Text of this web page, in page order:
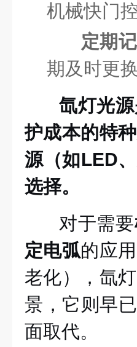
机械快门
定期
期及时更换
氙灯光
护成本的特
源（如LED
选择。
对于需要
定电弧的应
老化），氙
景，它则早
面取代。